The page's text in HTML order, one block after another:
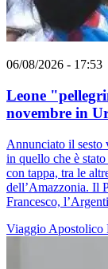
06/08/2026 - 17:53
Leone
novembre in
Annunciato il sesto
in quello che è
con tappa, tra le
dell’Amazzonia. Il
Francesco,
Viaggio Apostolico